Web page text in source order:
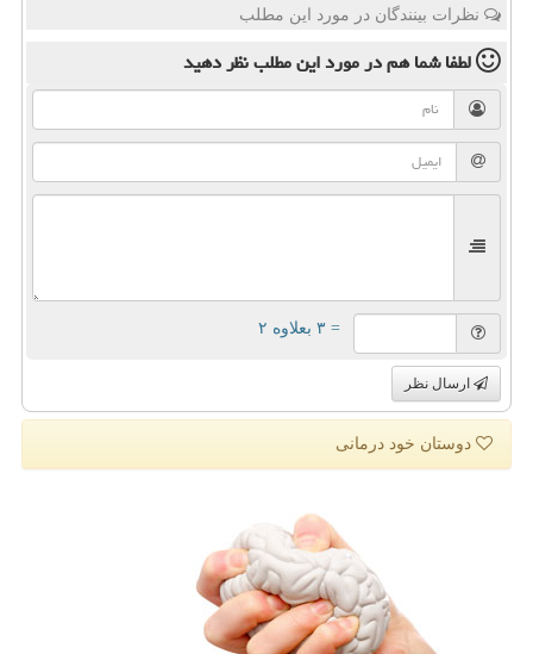
نظرات بینندگان در مورد این مطلب
لطفا شما همدر مورد این مطلبنظر دهید
= ۳ بعلاوه ۲
ارسال نظر
دوستان خود درمانی